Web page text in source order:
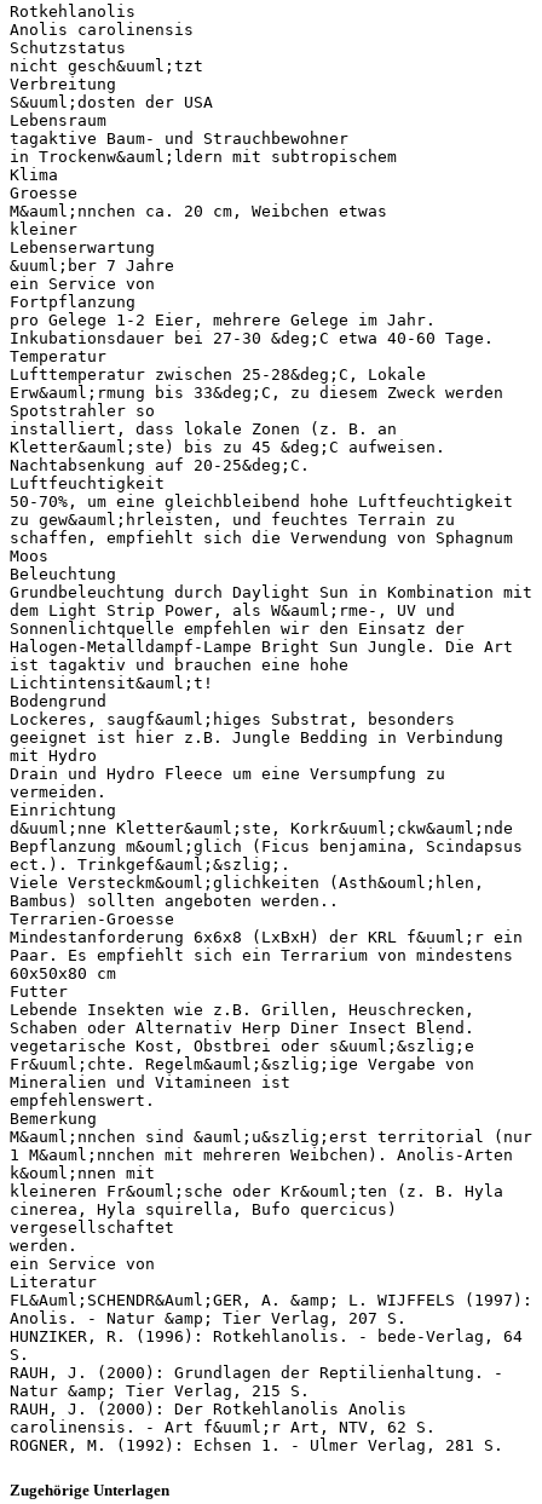
Rotkehlanolis
Anolis carolinensis
Schutzstatus
nicht gesch&uuml;tzt
Verbreitung
S&uuml;dosten der USA
Lebensraum
tagaktive Baum- und Strauchbewohner
in Trockenw&auml;ldern mit subtropischem
Klima
Groesse
M&auml;nnchen ca. 20 cm, Weibchen etwas
kleiner
Lebenserwartung
&uuml;ber 7 Jahre
ein Service von
Fortpflanzung
pro Gelege 1-2 Eier, mehrere Gelege im Jahr.
Inkubationsdauer bei 27-30 &deg;C etwa 40-60 Tage.
Temperatur
Lufttemperatur zwischen 25-28&deg;C, Lokale
Erw&auml;rmung bis 33&deg;C, zu diesem Zweck werden
Spotstrahler so
installiert, dass lokale Zonen (z. B. an
Kletter&auml;ste) bis zu 45 &deg;C aufweisen.
Nachtabsenkung auf 20-25&deg;C.
Luftfeuchtigkeit
50-70%, um eine gleichbleibend hohe Luftfeuchtigkeit
zu gew&auml;hrleisten, und feuchtes Terrain zu
schaffen, empfiehlt sich die Verwendung von Sphagnum
Moos
Beleuchtung
Grundbeleuchtung durch Daylight Sun in Kombination mit
dem Light Strip Power, als W&auml;rme-, UV und
Sonnenlichtquelle empfehlen wir den Einsatz der
Halogen-Metalldampf-Lampe Bright Sun Jungle. Die Art
ist tagaktiv und brauchen eine hohe
Lichtintensit&auml;t!
Bodengrund
Lockeres, saugf&auml;higes Substrat, besonders
geeignet ist hier z.B. Jungle Bedding in Verbindung
mit Hydro
Drain und Hydro Fleece um eine Versumpfung zu
vermeiden.
Einrichtung
d&uuml;nne Kletter&auml;ste, Korkr&uuml;ckw&auml;nde
Bepflanzung m&ouml;glich (Ficus benjamina, Scindapsus
ect.). Trinkgef&auml;&szlig;.
Viele Versteckm&ouml;glichkeiten (Asth&ouml;hlen,
Bambus) sollten angeboten werden..
Terrarien-Groesse
Mindestanforderung 6x6x8 (LxBxH) der KRL f&uuml;r ein
Paar. Es empfiehlt sich ein Terrarium von mindestens
60x50x80 cm
Futter
Lebende Insekten wie z.B. Grillen, Heuschrecken,
Schaben oder Alternativ Herp Diner Insect Blend.
vegetarische Kost, Obstbrei oder s&uuml;&szlig;e
Fr&uuml;chte. Regelm&auml;&szlig;ige Vergabe von
Mineralien und Vitamineen ist
empfehlenswert.
Bemerkung
M&auml;nnchen sind &auml;u&szlig;erst territorial (nur
1 M&auml;nnchen mit mehreren Weibchen). Anolis-Arten
k&ouml;nnen mit
kleineren Fr&ouml;sche oder Kr&ouml;ten (z. B. Hyla
cinerea, Hyla squirella, Bufo quercicus)
vergesellschaftet
werden.
ein Service von
Literatur
FL&Auml;SCHENDR&Auml;GER, A. &amp; L. WIJFFELS (1997):
Anolis. - Natur &amp; Tier Verlag, 207 S.
HUNZIKER, R. (1996): Rotkehlanolis. - bede-Verlag, 64
S.
RAUH, J. (2000): Grundlagen der Reptilienhaltung. -
Natur &amp; Tier Verlag, 215 S.
RAUH, J. (2000): Der Rotkehlanolis Anolis
carolinensis. - Art f&uuml;r Art, NTV, 62 S.
Zugehörige Unterlagen